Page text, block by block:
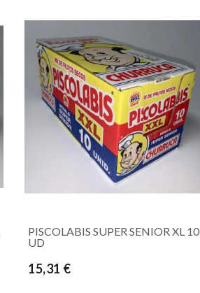
PISCOLABIS SUPER SENIOR XL 10
UD
15,31 €